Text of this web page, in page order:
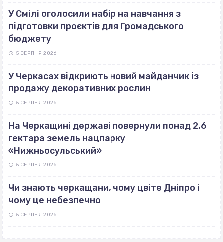
У Смілі оголосили набір на навчання з
підготовки проєктів для Громадського
бюджету
5 СЕРПНЯ 2026
У Черкасах відкриють новий майданчик із
продажу декоративних рослин
5 СЕРПНЯ 2026
На Черкащині державі повернули понад 2,6
гектара земель нацпарку
«Нижньосульський»
5 СЕРПНЯ 2026
Чи знають черкащани, чому цвіте Дніпро і
чому це небезпечно
5 СЕРПНЯ 2026